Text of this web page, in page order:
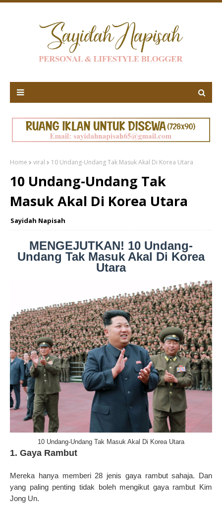
Home viral 10 Undang-Undang Tak Masuk Akal Di Korea Utara
10 Undang-Undang Tak
Masuk Akal Di Korea Utara
Sayidah Napisah
MENGEJUTKAN! 10 Undang-
Undang Tak Masuk Akal Di Korea
Utara
10 Undang-Undang Tak Masuk Akal Di Korea Utara
1. Gaya Rambut
Mereka hanya memberi 28 jenis gaya rambut sahaja. Dan
yang paling penting tidak boleh mengikut gaya rambut Kim
Jong Un.